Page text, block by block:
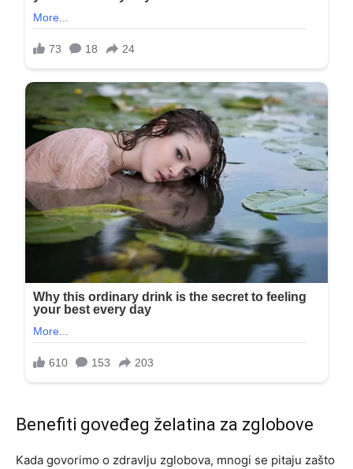
Benefiti goveđeg želatina za zglobove
Kada govorimo o zdravlju zglobova, mnogi se pitaju zašto